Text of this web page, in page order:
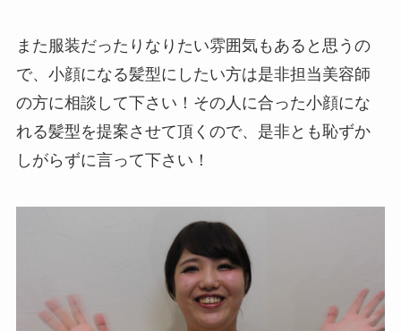
また服装だったりなりたい雰囲気もあると思うの
で、小顔になる髪型にしたい方は是非担当美容師
の方に相談して下さい！その人に合った小顔にな
れる髪型を提案させて頂くので、是非とも恥ずか
しがらずに言って下さい！